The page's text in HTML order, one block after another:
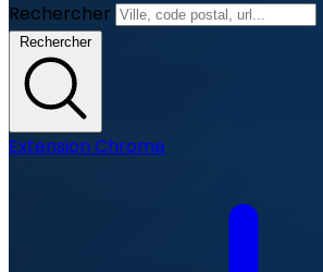
Rechercher
Rechercher
Extension Chrome